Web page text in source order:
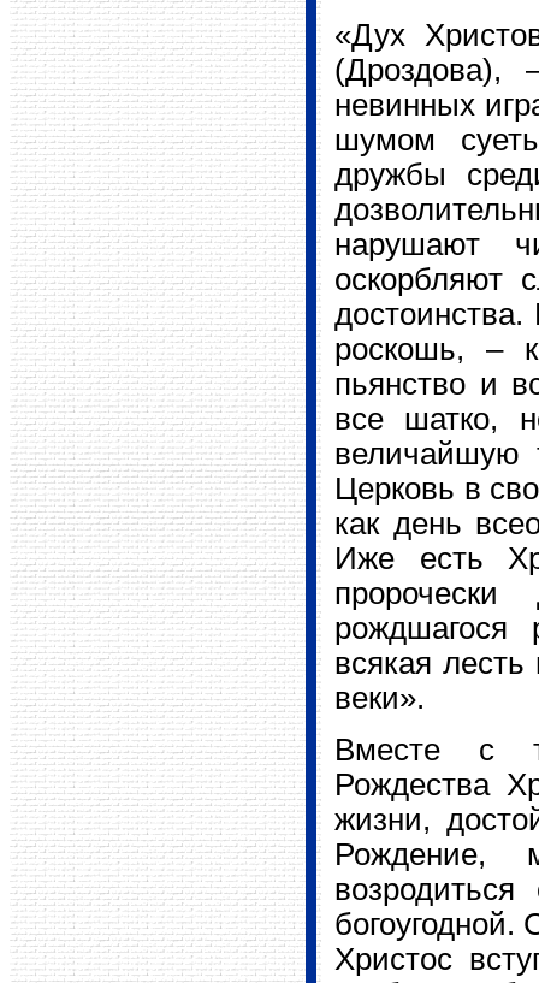
«Дух
(Дроздова),
невинных
шумом
дружбы
нарушают
оскорбляют
роскошь, –
пьянство и
все шатко,
величайшую
Церковь в
как день
Иже есть
всякая
веки».
Вместе с
Рождества
жизни,
Рождение,
Христос